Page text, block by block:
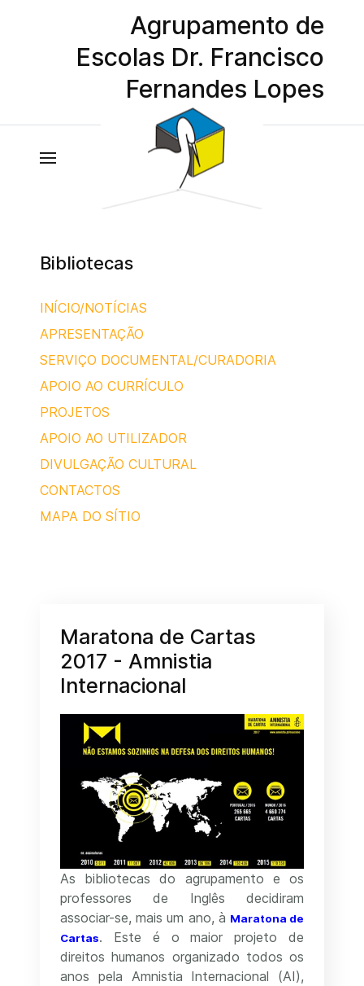
Agrupamento de
Escolas Dr. Francisco
Fernandes Lopes
Bibliotecas
INÍCIO/NOTÍCIAS
APRESENTAÇÃO
SERVIÇO DOCUMENTAL/CURADORIA
APOIO AO CURRÍCULO
PROJETOS
APOIO AO UTILIZADOR
DIVULGAÇÃO CULTURAL
CONTACTOS
MAPA DO SÍTIO
Maratona de Cartas
2017 - Amnistia
Internacional
As bibliotecas do agrupamento e os
professores de Inglês decidiram
associar-se, mais um ano, à Maratona de
Cartas. Este é o maior projeto de
direitos humanos organizado todos os
anos pela Amnistia Internacional (AI),